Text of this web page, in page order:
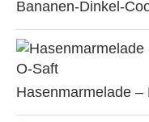
Bananen-Dinkel-
Hasenmarmelade –